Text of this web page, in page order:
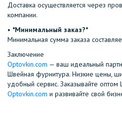
Доставка осуществляется через
компании.
•⁠ ⁠ *Минимальный заказ?*
Минимальная сумма заказа
Заключение
Optovkin.com — ваш идеальный
Швейная фурнитура. Низкие цены,
удобный сервис. Заказывайте
Optovkin.com и развивайте свой